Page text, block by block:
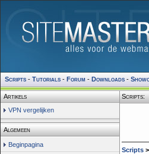
Scripts - Tutorials - Forum - Downloads -
Artikels
VPN vergelijken
Algemeen
Beginpagina
Scripts:
Scripts >